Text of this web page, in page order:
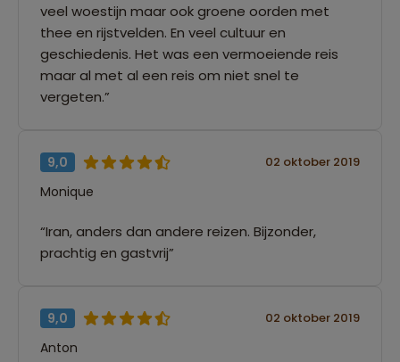
veel woestijn maar ook groene oorden met
thee en rijstvelden. En veel cultuur en
geschiedenis. Het was een vermoeiende reis
maar al met al een reis om niet snel te
vergeten.”
9,0 02 oktober 2019
Monique
“Iran, anders dan andere reizen. Bijzonder,
prachtig en gastvrij”
9,0 02 oktober 2019
Anton